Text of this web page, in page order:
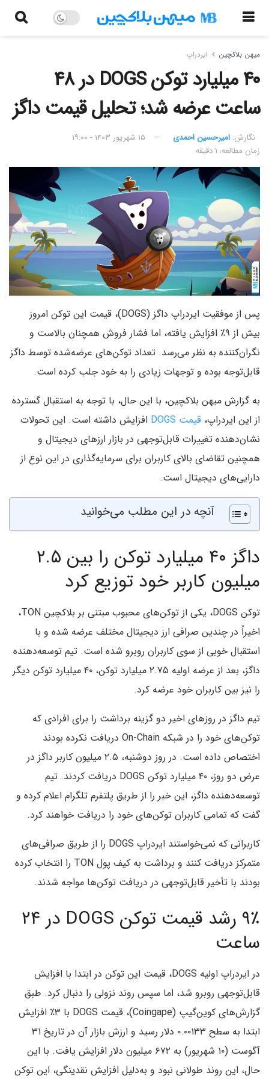
میهن بلاکچین ایردراپ
۴۰ میلیارد توکن DOGS در ۴۸
ساعت عرضه شد؛ تحلیل قیمت داگز
نگارش:‌ امیرحسین احمدی
۱۵ شهریور ۱۴۰۳ - ۱۹:۰۰
زمان مطالعه: ۱ دقیقه
پس از موفقیت ایردراپ داگز (DOGS)، قیمت این توکن امروز
بیش از ۹٪ افزایش یافته، اما فشار فروش همچنان بالاست و
نگران‌کننده به نظر می‌رسد. تعداد توکن‌های عرضه‌شده توسط داگز
قابل‌توجه بوده و توجهات زیادی را به خود جلب کرده است.
به گزارش میهن بلاکچین، با این حال، با توجه به استقبال گسترده
از این ایردراپ، قیمت DOGS
افزایش داشته است. این تحولات
نشان‌دهنده تغییرات قابل‌توجهی در بازار ارزهای دیجیتال و
همچنین تقاضای بالای کاربران برای سرمایه‌گذاری در این نوع از
دارایی‌های دیجیتال است.
آنچه در این مطلب می‌خوانید
داگز ۴۰ میلیارد توکن را بین ۲.۵
میلیون کاربر خود توزیع کرد
توکن DOGS، یکی از توکن‌های محبوب مبتنی بر بلاکچین TON،
اخیراً در چندین صرافی ارز دیجیتال مختلف عرضه شده و با
استقبال خوبی از سوی کاربران روبرو شده است. تیم توسعه‌دهنده
داگز، بعد از عرضه اولیه ۲.۷۵ میلیارد توکن، ۴۰ میلیارد توکن دیگر
را نیز بین کاربران خود عرضه کرد.
تیم داگز در روزهای اخیر دو گزینه برداشت را برای افرادی که
توکن‌های خود را در شبکه On-Chain دریافت نکرده بودند
اختصاص داده است. در روز دوشنبه، ۲.۵ میلیون کاربر داگز در
عرض دو روز، ۴۰ میلیارد توکن DOGS دریافت کردند. تیم
توسعه‌دهنده داگز، این خبر را از طریق پلتفرم تلگرام اعلام کرده و
گفت که تمامی کاربران توکن‌های خود را دریافت خواهند کرد.
کاربرانی که نمی‌خواستند ایردراپ DOGS را از طریق صرافی‌های
متمرکز دریافت کنند و برداشت به کیف پول TON را انتخاب کرده
بودند با تأخیر قابل‌توجهی در دریافت توکن‌ها مواجه شدند.
۹٪ رشد قیمت توکن DOGS در ۲۴
ساعت
در ایردراپ اولیه DOGS، قیمت این توکن در ابتدا با افزایش
قابل‌توجهی روبرو شد، اما سپس روند نزولی را دنبال کرد. طبق
گزارش‌های کوین‌گیپ (Coingape)، قیمت DOGS با ۳٪ افزایش
ابتدا به سطح ۰.۰۰۱۳۳ دلار رسید و ارزش بازار آن در تاریخ ۳۱
آگوست (۱۰ شهریور) به ۶۷۲ میلیون دلار افزایش یافت. با این
حال، این روند طولانی نبود و به‌دلیل افزایش نقدینگی، این توکن